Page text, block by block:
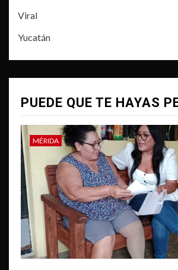
Viral
Yucatán
PUEDE QUE TE HAYAS
MÉRIDA